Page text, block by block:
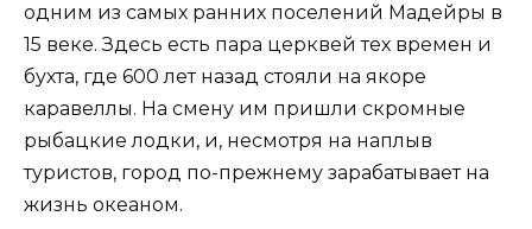
одним из самых ранних поселений Мадейры в
15 веке. Здесь есть пара церквей тех времен и
бухта, где 600 лет назад стояли на якоре
каравеллы. На смену им пришли скромные
рыбацкие лодки, и, несмотря на наплыв
туристов, город по-прежнему зарабатывает на
жизнь океаном.